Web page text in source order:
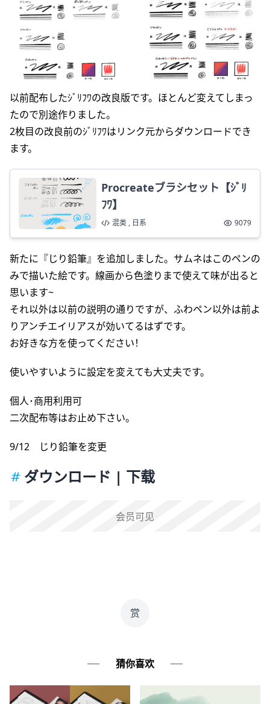
以前配布したｼﾞﾘﾌﾜの改良版です。ほとんど変えてしまっ
たので別途作りました。
2枚目の改良前のｼﾞﾘﾌﾜはリンク元からダウンロードでき
ます。
Procreateブラシセット【ｼﾞﾘ
ﾌﾜ】
混类 , 日系 9079
新たに『じり鉛筆』を追加しました。サムネはこのペンの
みで描いた絵です。線画から色塗りまで使えて味が出ると
思います~
それ以外は以前の説明の通りですが、ふわペン以外は前よ
りアンチエイリアスが効いてるはずです。
お好きな方を使ってください！
使いやすいように設定を変えても大丈夫です。
個人･商用利用可
二次配布等はお止め下さい。
9/12 じり鉛筆を変更
ダウンロード | 下载
会员可见
赏
猜你喜欢